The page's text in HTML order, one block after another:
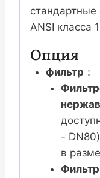
ANSI класса
Опция
фильтр ：
-
в